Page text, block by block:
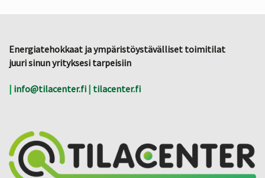
Energiatehokkaat ja ympäristöystävälliset toimitilat
juuri sinun yrityksesi tarpeisiin
| info@tilacenter.fi | tilacenter.fi